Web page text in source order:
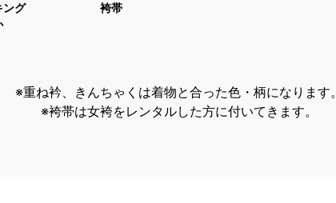
ング
袴帯
※重ね衿、きんちゃくは着物と合った色・柄になります。
※袴帯は女袴をレンタルした方に付いてきます。